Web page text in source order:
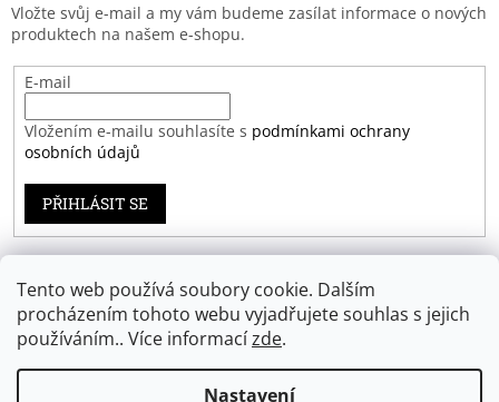
Tento web používá soubory cookie. Dalším
procházením tohoto webu vyjadřujete souhlas s jejich
používáním.. Více informacízde.
Nastavení
Vložte svůj e-mail a my vám budeme zasílat informace o nových
produktech na našem e-shopu.
E-mail
Vložením e-mailu souhlasíte s podmínkami ochrany
osobních údajů
PŘIHLÁSIT SE
Záruka spokojenosti